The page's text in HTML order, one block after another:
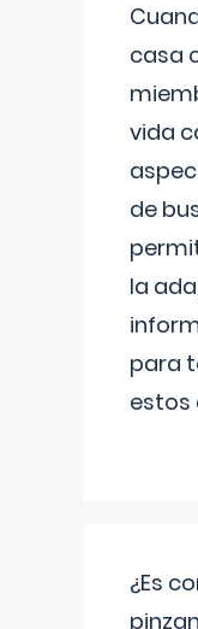
casa
vida
de
la
para
estos
¿Es